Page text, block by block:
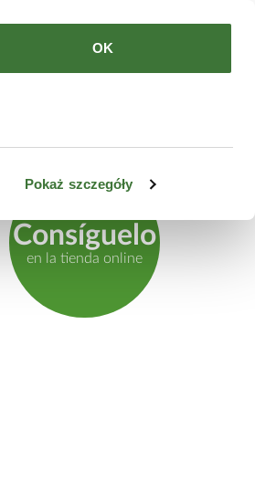
Pokaż szczegóły
OK
Consíguelo
en la tienda online